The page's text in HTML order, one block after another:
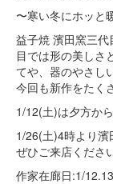
〜寒い冬にホッと
益子焼 濱田窯三代
目では形の美しさ
てや、器のやさし
今回も新作をたく
1/12(土)は夕方か
1/26(土)4時より
ぜひご来店くださ
作家在廊日:1/